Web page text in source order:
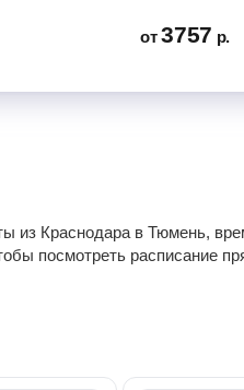
от 3757 р.
из Краснодара в Тюмень,
посмотреть расписание